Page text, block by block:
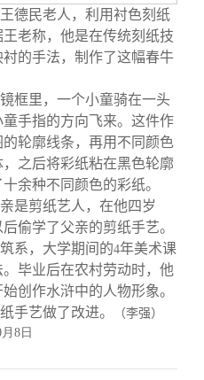
德民老人，利用衬色刻纸
老称，他是在传统刻纸技
的手法，制作了这幅春牛
框里，一个小童骑在一头
手指的方向飞来。这件作
轮廓线条，再用不同颜色
之后将彩纸粘在黑色轮廓
余种不同颜色的彩纸。
是剪纸艺人，在他四岁
偷学了父亲的剪纸手艺。
系，大学期间的4年美术课
毕业后在农村劳动时，他
创作水浒中的人物形象。
手艺做了改进。
（李强）
月8日